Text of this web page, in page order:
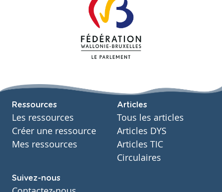
Ressources
Les ressources
Créer une ressource
Mes ressources
Articles
Tous les articles
Articles DYS
Articles TIC
Circulaires
Suivez-nous